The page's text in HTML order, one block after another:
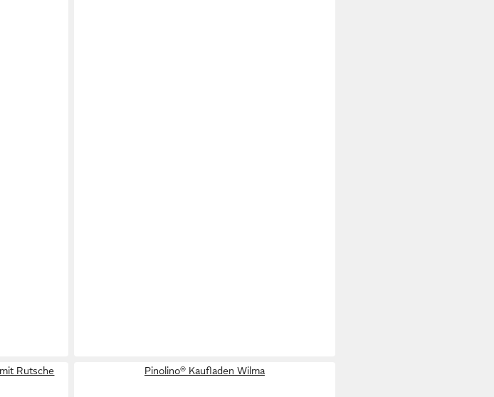
Rutsche Pinolino® Kaufladen Wilma